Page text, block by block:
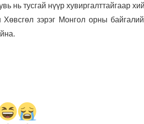
нь тусгай нүүр хувиргалттайгаар
зэрэг Монгол орны